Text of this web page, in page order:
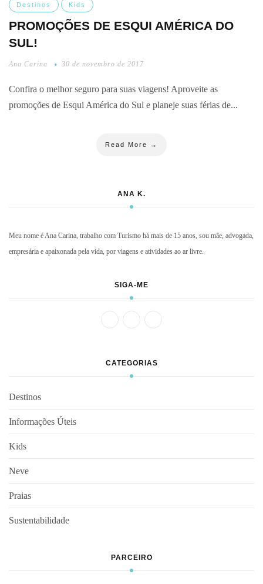
Destinos Kids
PROMOÇÕES DE ESQUI AMÉRICA DO
SUL!
Ana Carina 30 de novembro de 2017
Confira o melhor seguro para suas viagens! Aproveite as
promoções de Esqui América do Sul e planeje suas férias de...
Read More →
ANA K.
Meu nome é Ana Carina, trabalho com Turismo há mais de 15 anos, sou mãe, advogada,
empresária e apaixonada pela vida, por viagens e atividades ao ar livre.
SIGA-ME
CATEGORIAS
Destinos
Informações Úteis
Kids
Neve
Praias
Sustentabilidade
PARCEIRO